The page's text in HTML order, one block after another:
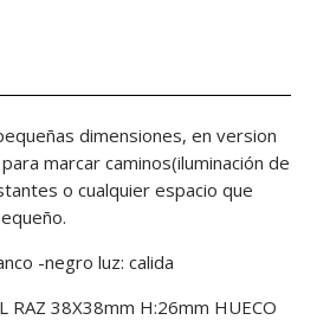
dimensiones, en version
marcar caminos(iluminación de
o cualquier espacio que
-negro luz: calida
RAZ 38X38mm H:26mm HUECO